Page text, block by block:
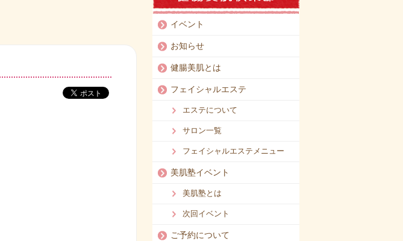
イベント
お知らせ
健腸美肌とは
フェイシャルエステ
エステについて
サロン一覧
フェイシャルエステメニュー
美肌塾イベント
美肌塾とは
次回イベント
ご予約について